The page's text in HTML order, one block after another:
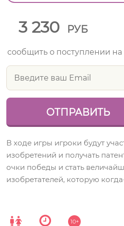
3 230 РУБ
сообщить о поступлении на
В ходе игры игроки будут
изобретений и получать
очки победы и стать
изобретателей, которую
10+